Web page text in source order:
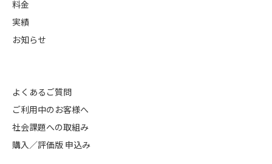
料金
実績
お知らせ
よくあるご質問
ご利用中のお客様へ
社会課題への取組み
購入／評価版 申込み